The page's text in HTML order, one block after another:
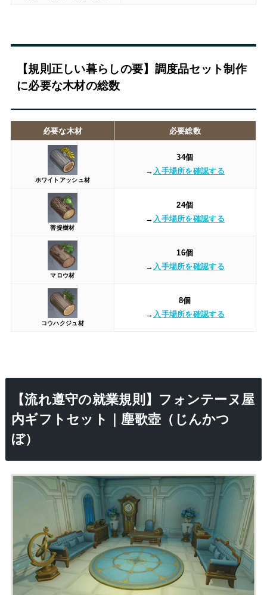
【規則正しい暮らしの要】調度品セット制作
に必要な木材の総数
必要な木材 必要総数
ホワイトアッシュ材
34個
→ 入手場所を確認する
菩提樹材
24個
→ 入手場所を確認する
マロウ材
16個
→ 入手場所を確認する
コウハクジュ材
8個
→ 入手場所を確認する
【流れ遵守の就業規則】フォンテーヌ屋
内ギフトセット｜塵歌壺（じんかつ
ぼ）